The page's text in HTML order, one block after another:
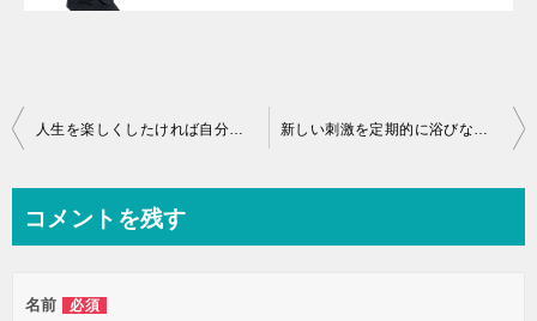
投
ビ
コメントを残す
名前 必須